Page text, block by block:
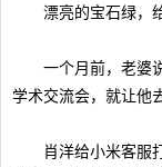
漂亮的宝石绿，给
一个月前，老婆说
学术交流会，就让他
肖洋给小米客服打